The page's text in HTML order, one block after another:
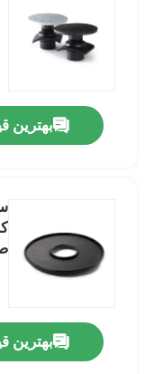
بهترین
بهترین